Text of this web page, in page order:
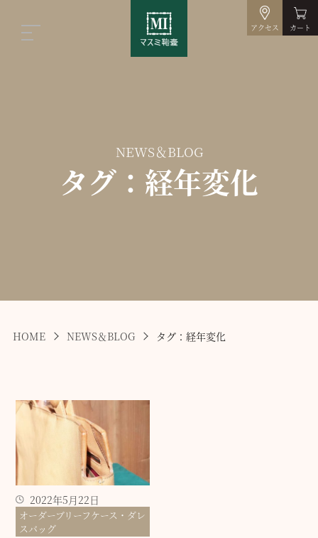
アクセス カート
NEWS＆BLOG
タグ：経年変化
HOME NEWS＆BLOG タグ：経年変化
2022年5月22日
オーダーブリーフケース・ダレ
スバッグ